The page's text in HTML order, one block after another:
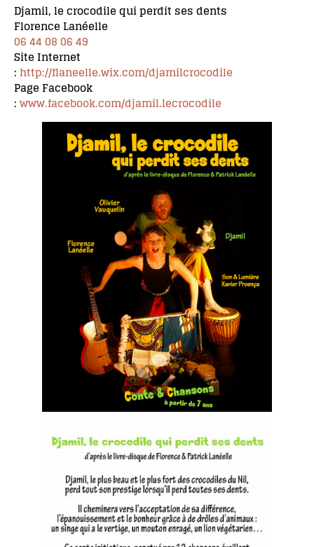
Djamil, le crocodile qui perdit ses dents
Florence Lanéelle
06 44 08 06 49
Site Internet
:http://flaneelle.wix.com/djamilcrocodile
Page Facebook
:www.facebook.com/djamil.lecrocodile